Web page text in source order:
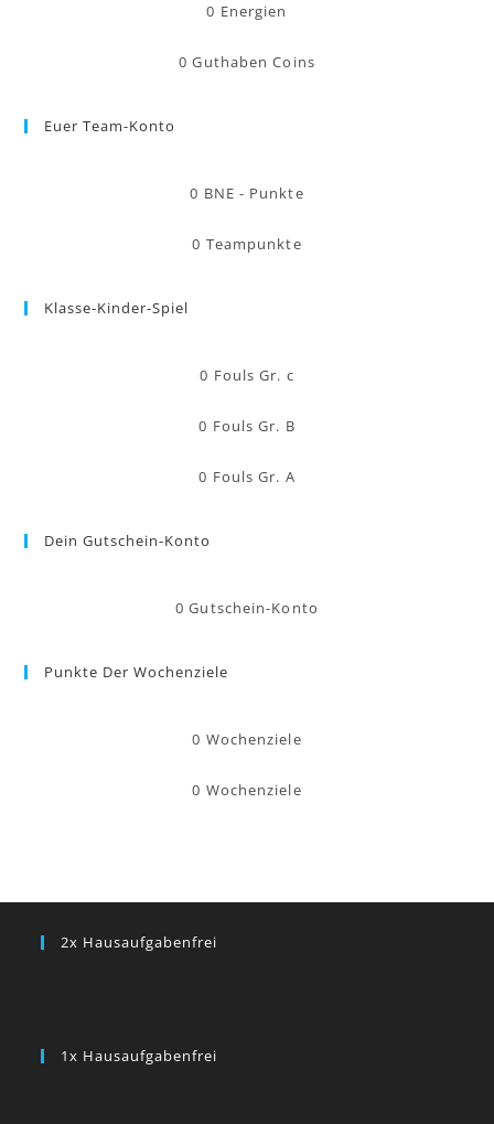
0 Energien
0 Guthaben Coins
Euer Team-Konto
0 BNE - Punkte
0 Teampunkte
Klasse-Kinder-Spiel
0 Fouls Gr. c
0 Fouls Gr. B
0 Fouls Gr. A
Dein Gutschein-Konto
0 Gutschein-Konto
Punkte Der Wochenziele
0 Wochenziele
0 Wochenziele
2x Hausaufgabenfrei
1x Hausaufgabenfrei